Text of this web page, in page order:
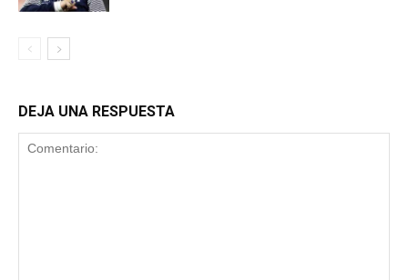
DEJA UNA RESPUESTA